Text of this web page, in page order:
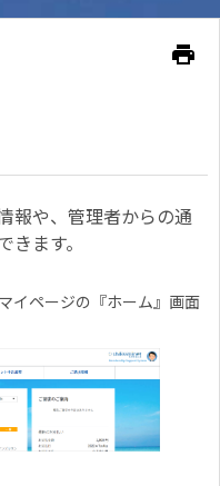
print
報や、管理者からの通
ます。
イページの『ホーム』画面